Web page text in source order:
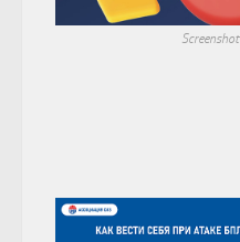
Screenshot